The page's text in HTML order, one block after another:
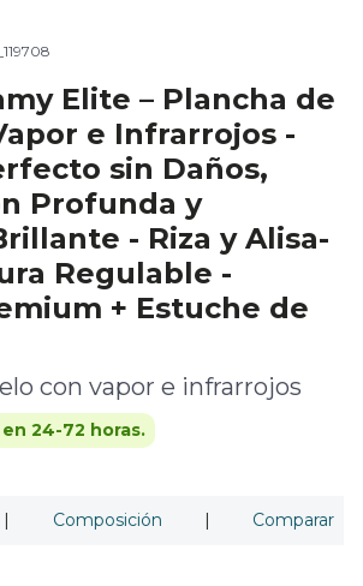
Elite – Plancha de
e Infrarrojos -
sin Daños,
Profunda y
- Riza y Alisa-
Regulable -
+ Estuche de
con vapor e infrarrojos
en 24-72 horas.
| Composición | Comparar